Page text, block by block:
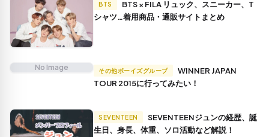
BTS
シャツ…着用商品・通販サイトまとめ
No Image その他ボーイズグループ
TOUR 2015に行ってみたい！
SEVENTEEN
生日、身長、体重、ソロ活動など解説！